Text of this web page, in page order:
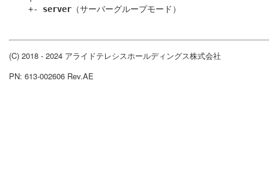
    +-
server
(C) 2018 - 2024 アライドテレシスホールディングス株式会社
PN: 613-002606 Rev.AE